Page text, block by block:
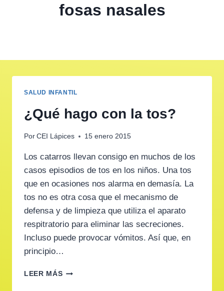
fosas nasales
SALUD INFANTIL
¿Qué hago con la tos?
Por CEI Lápices 15 enero 2015
Los catarros llevan consigo en muchos de los
casos episodios de tos en los niños. Una tos
que en ocasiones nos alarma en demasía. La
tos no es otra cosa que el mecanismo de
defensa y de limpieza que utiliza el aparato
respitratorio para eliminar las secreciones.
Incluso puede provocar vómitos. Así que, en
principio…
LEER MÁS¿QUÉ